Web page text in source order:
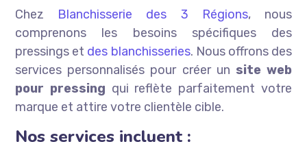
Chez Blanchisserie des 3 Régions, nous
comprenons les besoins spécifiques des
pressings et des blanchisseries. Nous offrons des
services personnalisés pour créer un site web
pour pressing qui reflète parfaitement votre
marque et attire votre clientèle cible.
Nos services incluent :